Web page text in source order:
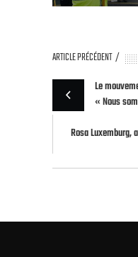
ARTICLE PRÉCÉDENT
Le
« Nous
Rosa Luxemburg,